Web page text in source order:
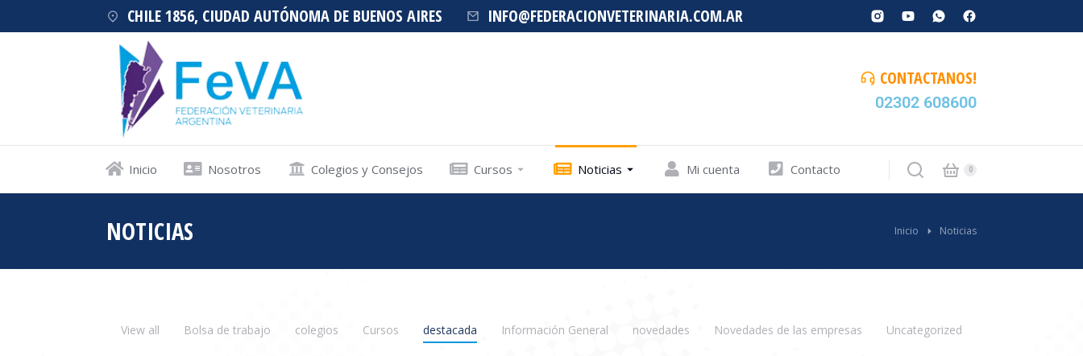
CHILE 1856, CIUDAD AUTÓNOMA DE BUENOS AIRES INFO@FEDERACIONVETERINARIA.COM.AR
CONTACTANOS!
02302 608600
Inicio Nosotros Colegios y Consejos Cursos Noticias Mi cuenta Contacto
NOTICIAS Inicio Noticias
View all Bolsa de trabajo colegios Cursos destacada Información General novedades Novedades de las empresas Uncategorized